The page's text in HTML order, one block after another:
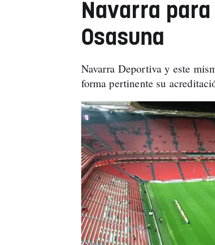
Navarra
Osasuna
Navarra Deportiva y este
forma pertinente su